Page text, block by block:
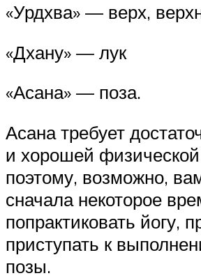
«Урдхва» — верх,
«Дхану» — лук
«Асана» — поза.
Асана требует
и хорошей физической
поэтому, возможно,
сначала некоторое
попрактиковать йогу,
приступать к
позы.